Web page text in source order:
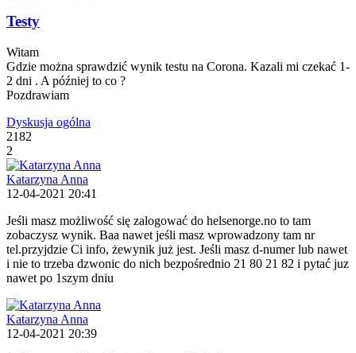
Testy
Witam
Gdzie można sprawdzić wynik testu na Corona. Kazali mi czekać 1-
2 dni . A później to co ?
Pozdrawiam
Dyskusja ogólna
2182
2
Katarzyna Anna
12-04-2021 20:41
Jeśli masz możliwość się zalogować do helsenorge.no to tam
zobaczysz wynik. Baa nawet jeśli masz wprowadzony tam nr
tel.przyjdzie Ci info, żewynik już jest. Jeśli masz d-numer lub nawet
i nie to trzeba dzwonic do nich bezpośrednio 21 80 21 82 i pytać juz
nawet po 1szym dniu
Katarzyna Anna
12-04-2021 20:39